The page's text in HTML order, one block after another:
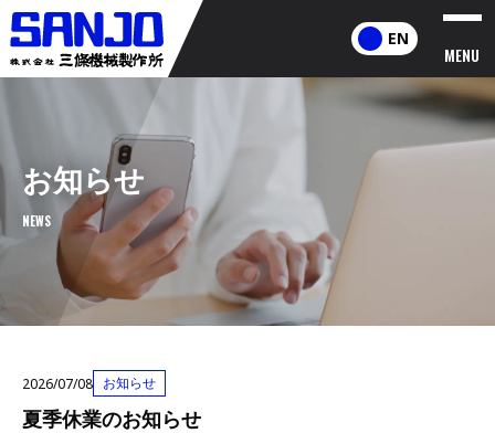
EN
MENU
お知らせ
NEWS
2026/07/08 お知らせ
夏季休業のお知らせ